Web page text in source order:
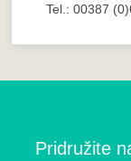
Tel.: 00387
Pridružite